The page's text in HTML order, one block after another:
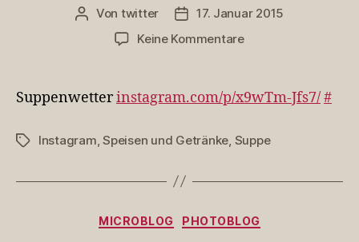
Beitragsautor
Von twitter Veröffentlichungsdatum
17. Januar 2015
Keine Kommentarezu
Suppenwetterinstagram.com/p/x9wTm-Jfs7/#
Schlagwörter
Instagram ,Speisen und Getränke Suppe
Kategorien
MICROBLOG PHOTOBLOG